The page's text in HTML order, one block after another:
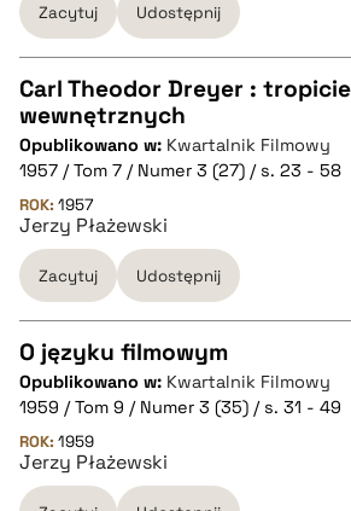
Zacytuj Udostępnij
CZYSTY TEKST
pobierz cytat
BIBTEX
pobierz cytat
Carl Theodor Dreyer :
wewnętrznych
Opublikowano w: Kwartalnik Filmowy
1957 / Tom 7 / Numer 3 (27) / s. 23 - 58
ROK: 1957
Jerzy Płażewski
Zacytuj Udostępnij
CZYSTY TEKST
pobierz cytat
O języku filmowym
Opublikowano w: Kwartalnik Filmowy
1959 / Tom 9 / Numer 3 (35) / s. 31 - 49
ROK: 1959
Jerzy Płażewski